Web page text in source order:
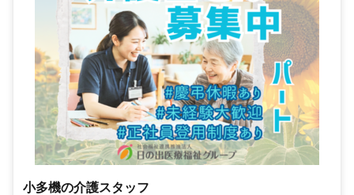
小多機の介護スタッフ